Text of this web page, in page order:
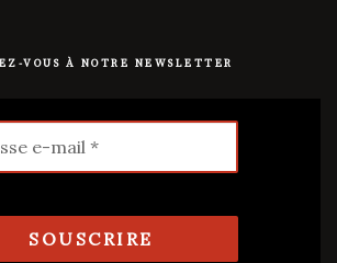
VOUS À NOTRE NEWSLETTER